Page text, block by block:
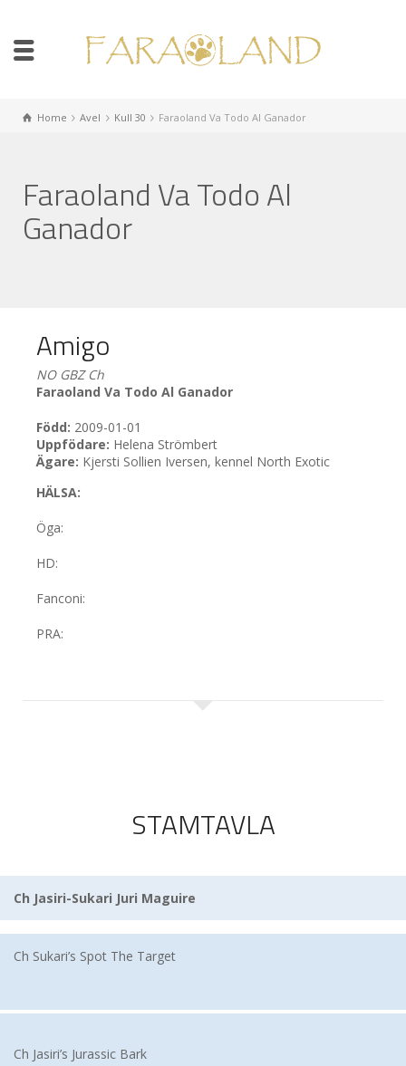
Home Avel Kull 30 Faraoland Va Todo Al Ganador
Faraoland Va Todo Al
Ganador
Amigo
NO GBZ Ch
Faraoland Va Todo Al Ganador
Född: 2009-01-01
Uppfödare: Helena Strömbert
Ägare: Kjersti Sollien Iversen, kennel North Exotic
HÄLSA:
Öga:
HD:
Fanconi:
PRA:
STAMTAVLA
Ch Jasiri-Sukari Juri Maguire
Ch Sukari’s Spot The Target
Ch Jasiri’s Jurassic Bark